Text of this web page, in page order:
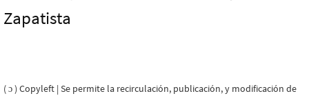
Zapatista
( ɔ ) Copyleft | Se permite la recirculación, publicación, y modificación de